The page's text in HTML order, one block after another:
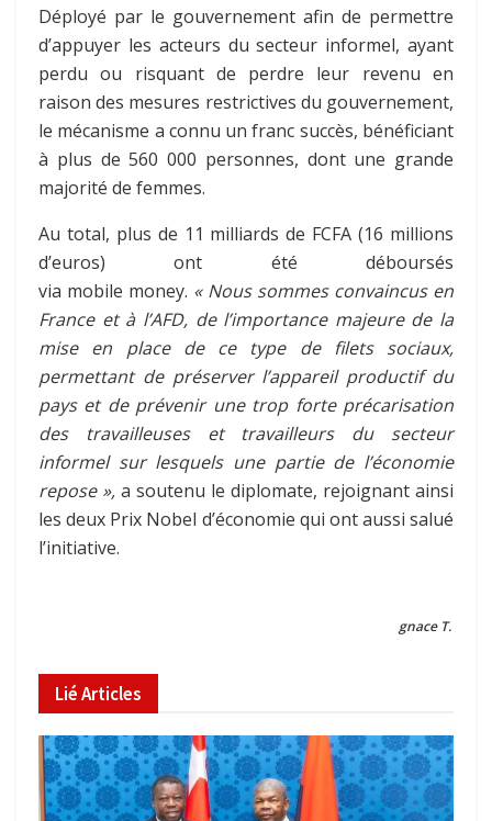
Déployé par le gouvernement afin de permettre
d’appuyer les acteurs du secteur informel, ayant
perdu ou risquant de perdre leur revenu en
raison des mesures restrictives du gouvernement,
le mécanisme a connu un franc succès, bénéficiant
à plus de 560 000 personnes, dont une grande
majorité de femmes.
Au total, plus de 11 milliards de FCFA (16 millions
d’euros) ont été déboursés
via mobile money. « Nous sommes convaincus en
France et à l’AFD, de l’importance majeure de la
mise en place de ce type de filets sociaux,
permettant de préserver l’appareil productif du
pays et de prévenir une trop forte précarisation
des travailleuses et travailleurs du secteur
informel sur lesquels une partie de l’économie
repose », a soutenu le diplomate, rejoignant ainsi
les deux Prix Nobel d’économie qui ont aussi salué
l’initiative.
gnace T.
LiéArticles